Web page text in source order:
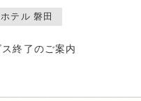
テル 磐田
終了のご案内